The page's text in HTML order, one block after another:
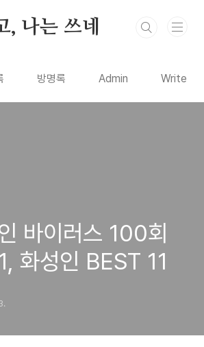
, 나는 쓰네
방명록 Admin Write
바이러스 100회
화성인 BEST 11